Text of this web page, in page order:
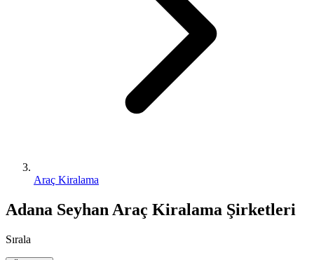
Araç Kiralama
Adana Seyhan Araç Kiralama Şirketleri
Sırala